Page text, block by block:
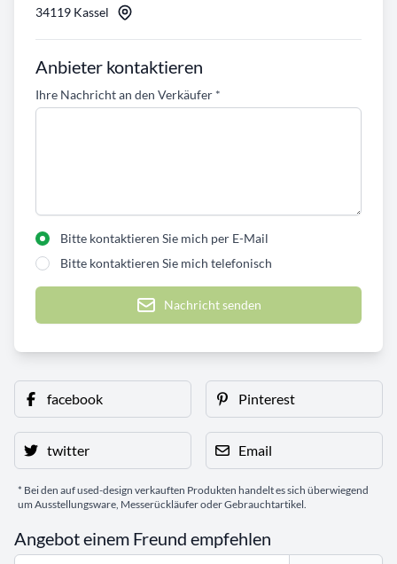
34119 Kassel
Anbieter kontaktieren
Ihre Nachricht an den Verkäufer *
Bitte kontaktieren Sie mich per E-Mail
Bitte kontaktieren Sie mich telefonisch
Nachricht senden
facebook Pinterest
twitter Email
* Bei den auf used-design verkauften Produkten handelt es sich überwiegend
um Ausstellungsware, Messerückläufer oder Gebrauchtartikel.
Angebot einem Freund empfehlen